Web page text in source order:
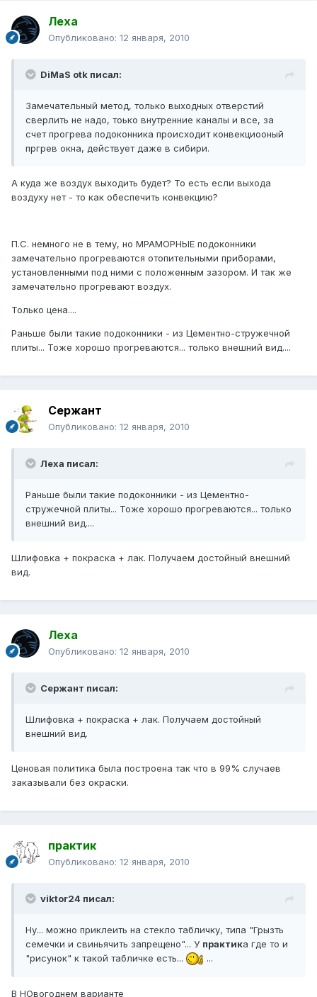
Леха
Опубликовано: 12 января, 2010
DiMaS otk писал:
Замечательный метод, только выходных отверстий
сверлить не надо, тоько внутренние каналы и все, за
счет прогрева подоконника происходит конвекциооный
пргрев окна, действует даже в сибири.
А куда же воздух выходить будет? То есть если выхода
воздуху нет - то как обеспечить конвекцию?
П.С. немного не в тему, но МРАМОРНЫЕ подоконники
замечательно прогреваются отопительными приборами,
установленными под ними с положенным зазором. И так же
замечательно прогревают воздух.
Только цена....
Раньше были такие подоконники - из Цементно-стружечной
плиты... Тоже хорошо прогреваются... только внешний вид....
Сержант
Опубликовано: 12 января, 2010
Леха писал:
Раньше были такие подоконники - из Цементно-
стружечной плиты... Тоже хорошо прогреваются... только
внешний вид....
Шлифовка + покраска + лак. Получаем достойный внешний
вид.
Леха
Опубликовано: 12 января, 2010
Сержант писал:
Шлифовка + покраска + лак. Получаем достойный
внешний вид.
Ценовая политика была построена так что в 99% случаев
заказывали без окраски.
практик
Опубликовано: 12 января, 2010
viktor24 писал:
Ну... можно приклеить на стекло табличку, типа "Грызть
семечки и свиньячить запрещено"... У практика где то и
"рисунок" к такой табличке есть...
...
В НОвогоднем варианте